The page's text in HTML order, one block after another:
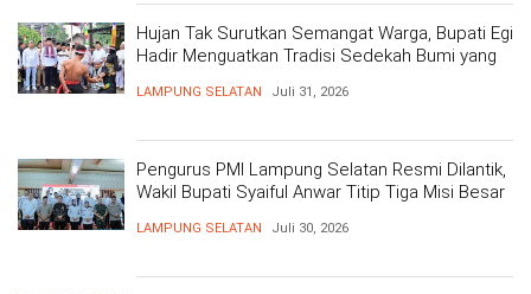
Hujan Tak Surutkan Semangat Warga, Bupati Egi
Hadir Menguatkan Tradisi Sedekah Bumi yang
LAMPUNG SELATAN Juli 31, 2026
Pengurus PMI Lampung Selatan Resmi Dilantik,
Wakil Bupati Syaiful Anwar Titip Tiga Misi Besar
LAMPUNG SELATAN Juli 30, 2026